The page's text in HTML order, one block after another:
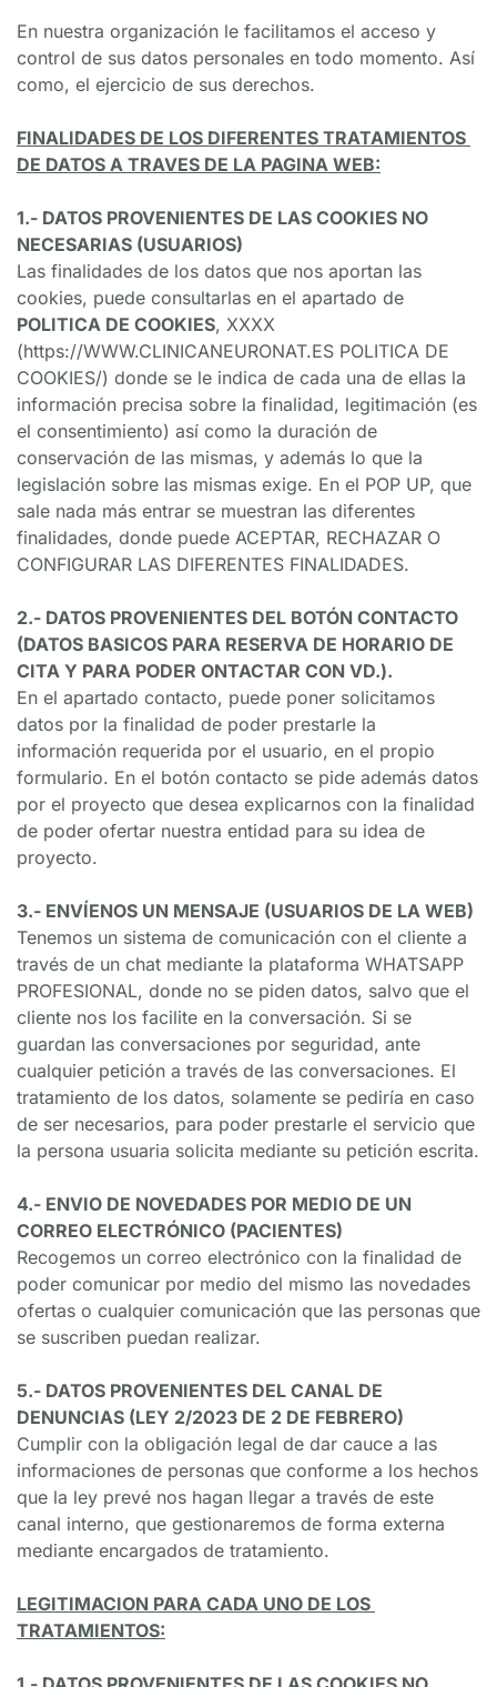
En nuestra organización le facilitamos el acceso y
control de sus datos personales en todo momento. Así
como, el ejercicio de sus derechos.
FINALIDADES DE LOS DIFERENTES TRATAMIENTOS
DE DATOS A TRAVES DE LA PAGINA WEB:
1.- DATOS PROVENIENTES DE LAS COOKIES NO
NECESARIAS (USUARIOS)
Las finalidades de los datos que nos aportan las
POLITICA DE COOKIES, XXXX
(https://WWW.CLINICANEURONAT.ES POLITICA DE
COOKIES/) donde se le indica de cada una de ellas la
información precisa sobre la finalidad, legitimación (es
el consentimiento) así como la duración de
conservación de las mismas, y además lo que la
legislación sobre las mismas exige. En el POP UP, que
sale nada más entrar se muestran las diferentes
finalidades, donde puede ACEPTAR, RECHAZAR O
CONFIGURAR LAS DIFERENTES FINALIDADES.
2.- DATOS PROVENIENTES DEL BOTÓN CONTACTO
(DATOS BASICOS PARA RESERVA DE HORARIO DE
CITA Y PARA PODER ONTACTAR CON VD.).
En el apartado contacto, puede poner solicitamos
datos por la finalidad de poder prestarle la
información requerida por el usuario, en el propio
formulario. En el botón contacto se pide además datos
por el proyecto que desea explicarnos con la finalidad
de poder ofertar nuestra entidad para su idea de
proyecto.
3.- ENVÍENOS UN MENSAJE (USUARIOS DE LA WEB)
Tenemos un sistema de comunicación con el cliente a
través de un chat mediante la plataforma WHATSAPP
PROFESIONAL, donde no se piden datos, salvo que el
cliente nos los facilite en la conversación. Si se
guardan las conversaciones por seguridad, ante
cualquier petición a través de las conversaciones. El
tratamiento de los datos, solamente se pediría en caso
de ser necesarios, para poder prestarle el servicio que
la persona usuaria solicita mediante su petición escrita.
4.- ENVIO DE NOVEDADES POR MEDIO DE UN
CORREO ELECTRÓNICO (PACIENTES)
Recogemos un correo electrónico con la finalidad de
poder comunicar por medio del mismo las novedades
ofertas o cualquier comunicación que las personas que
se suscriben puedan realizar.
5.- DATOS PROVENIENTES DEL CANAL DE
DENUNCIAS (LEY 2/2023 DE 2 DE FEBRERO)
Cumplir con la obligación legal de dar cauce a las
informaciones de personas que conforme a los hechos
que la ley prevé nos hagan llegar a través de este
canal interno, que gestionaremos de forma externa
mediante encargados de tratamiento.
LEGITIMACION PARA CADA UNO DE LOS
TRATAMIENTOS: